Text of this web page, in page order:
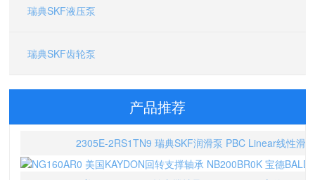
瑞典SKF液压泵
瑞典SKF齿轮泵
产品推荐
NG160AR0 美国KAYDON回转支撑轴承 NB200BR0K 宝德